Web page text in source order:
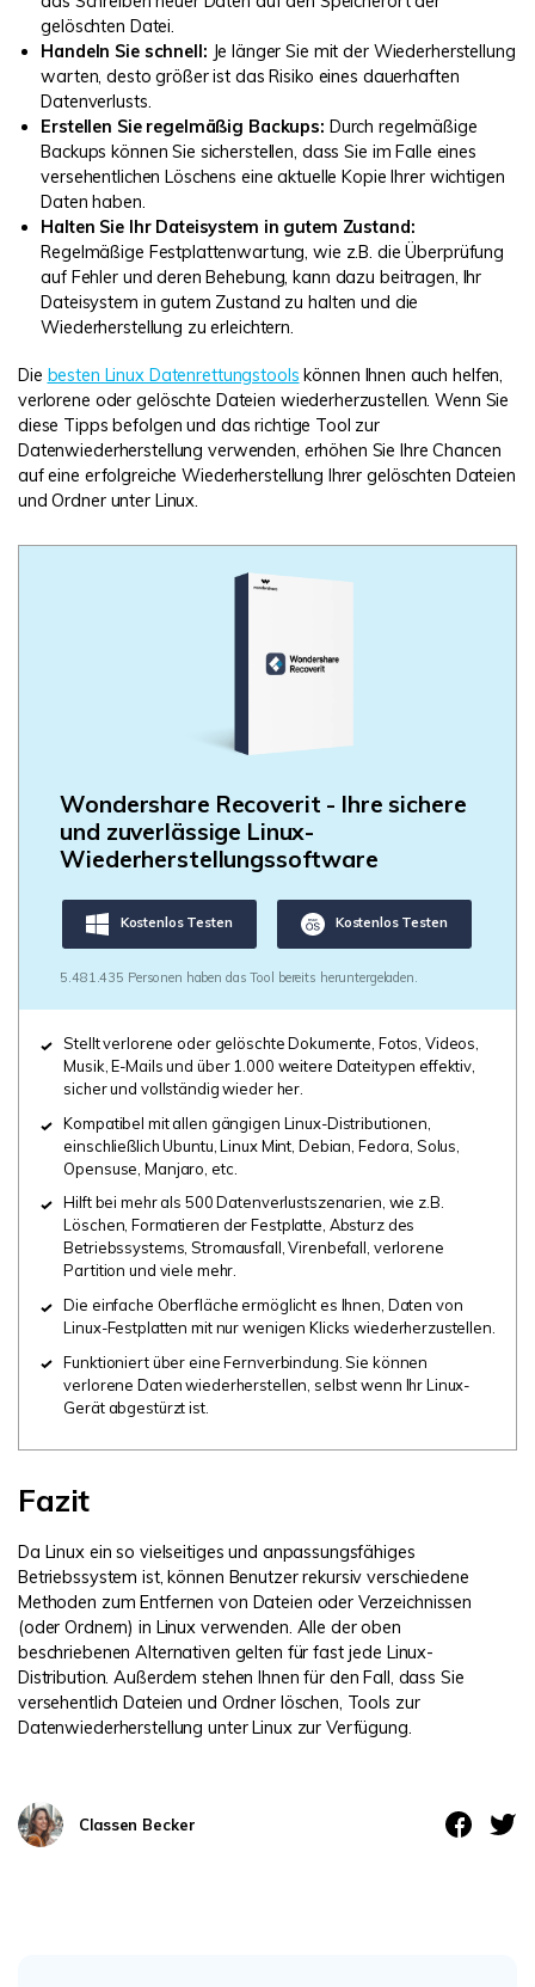
gelöschten Datei.
Handeln Sie schnell: Je länger Sie mit der Wiederherstellung
warten, desto größer ist das Risiko eines dauerhaften
Datenverlusts.
Erstellen Sie regelmäßig Backups: Durch regelmäßige
Backups können Sie sicherstellen, dass Sie im Falle eines
versehentlichen Löschens eine aktuelle Kopie Ihrer wichtigen
Daten haben.
Halten Sie Ihr Dateisystem in gutem Zustand:
Regelmäßige Festplattenwartung, wie z.B. die Überprüfung
auf Fehler und deren Behebung, kann dazu beitragen, Ihr
Dateisystem in gutem Zustand zu halten und die
Wiederherstellung zu erleichtern.
Die besten Linux Datenrettungstools können Ihnen auch helfen,
verlorene oder gelöschte Dateien wiederherzustellen. Wenn Sie
diese Tipps befolgen und das richtige Tool zur
Datenwiederherstellung verwenden, erhöhen Sie Ihre Chancen
auf eine erfolgreiche Wiederherstellung Ihrer gelöschten Dateien
und Ordner unter Linux.
Wondershare Recoverit - Ihre sichere
und zuverlässige Linux-
Wiederherstellungssoftware
Kostenlos Testen Kostenlos Testen
5.481.435 Personen haben das Tool bereits heruntergeladen.
Stellt verlorene oder gelöschte Dokumente, Fotos, Videos,
Musik, E-Mails und über 1.000 weitere Dateitypen effektiv,
sicher und vollständig wieder her.
Kompatibel mit allen gängigen Linux-Distributionen,
einschließlich Ubuntu, Linux Mint, Debian, Fedora, Solus,
Opensuse, Manjaro, etc.
Hilft bei mehr als 500 Datenverlustszenarien, wie z.B.
Löschen, Formatieren der Festplatte, Absturz des
Betriebssystems, Stromausfall, Virenbefall, verlorene
Partition und viele mehr.
Die einfache Oberfläche ermöglicht es Ihnen, Daten von
Linux-Festplatten mit nur wenigen Klicks wiederherzustellen.
Funktioniert über eine Fernverbindung. Sie können
verlorene Daten wiederherstellen, selbst wenn Ihr Linux-
Gerät abgestürzt ist.
Fazit
Da Linux ein so vielseitiges und anpassungsfähiges
Betriebssystem ist, können Benutzer rekursiv verschiedene
Methoden zum Entfernen von Dateien oder Verzeichnissen
(oder Ordnern) in Linux verwenden. Alle der oben
beschriebenen Alternativen gelten für fast jede Linux-
Distribution. Außerdem stehen Ihnen für den Fall, dass Sie
versehentlich Dateien und Ordner löschen, Tools zur
Datenwiederherstellung unter Linux zur Verfügung.
Classen Becker